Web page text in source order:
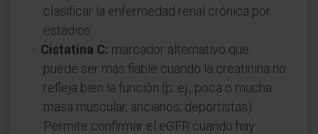
clasificar la enfermedad renal crónica por
estadios.
Cistatina C: marcador alternativo que
puede ser más fiable cuando la creatinina no
refleja bien la función (p. ej., poca o mucha
masa muscular, ancianos, deportistas).
Permite confirmar el eGFR cuando hay